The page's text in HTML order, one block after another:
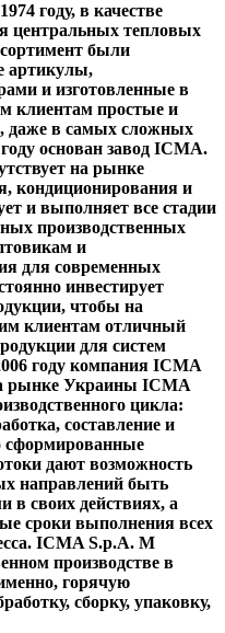
году, в качестве
центральных тепловых
были
артикулы,
и изготовленные в
клиентам простые и
даже в самых сложных
основан завод ICMA.
на рынке
кондиционирования и
и выполняет все стадии
производственных
и
для современных
инвестирует
чтобы на
клиентам отличный
для систем
году компания ICMA
рынке Украины ICMA
цикла:
составление и
сформированные
дают возможность
направлений быть
своих действиях, а
сроки выполнения всех
ICMA S.p.A. M
производстве в
горячую
сборку, упаковку,